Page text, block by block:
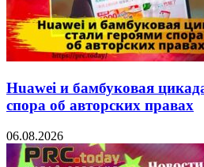
Huawei и бамбуковая
спора об авторских правах
06.08.2026